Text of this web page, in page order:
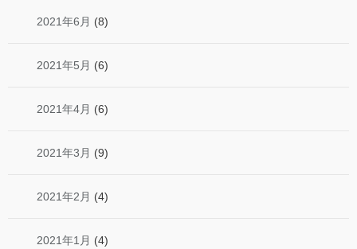
2021年6月 (8)
2021年5月 (6)
2021年4月 (6)
2021年3月 (9)
2021年2月 (4)
2021年1月 (4)